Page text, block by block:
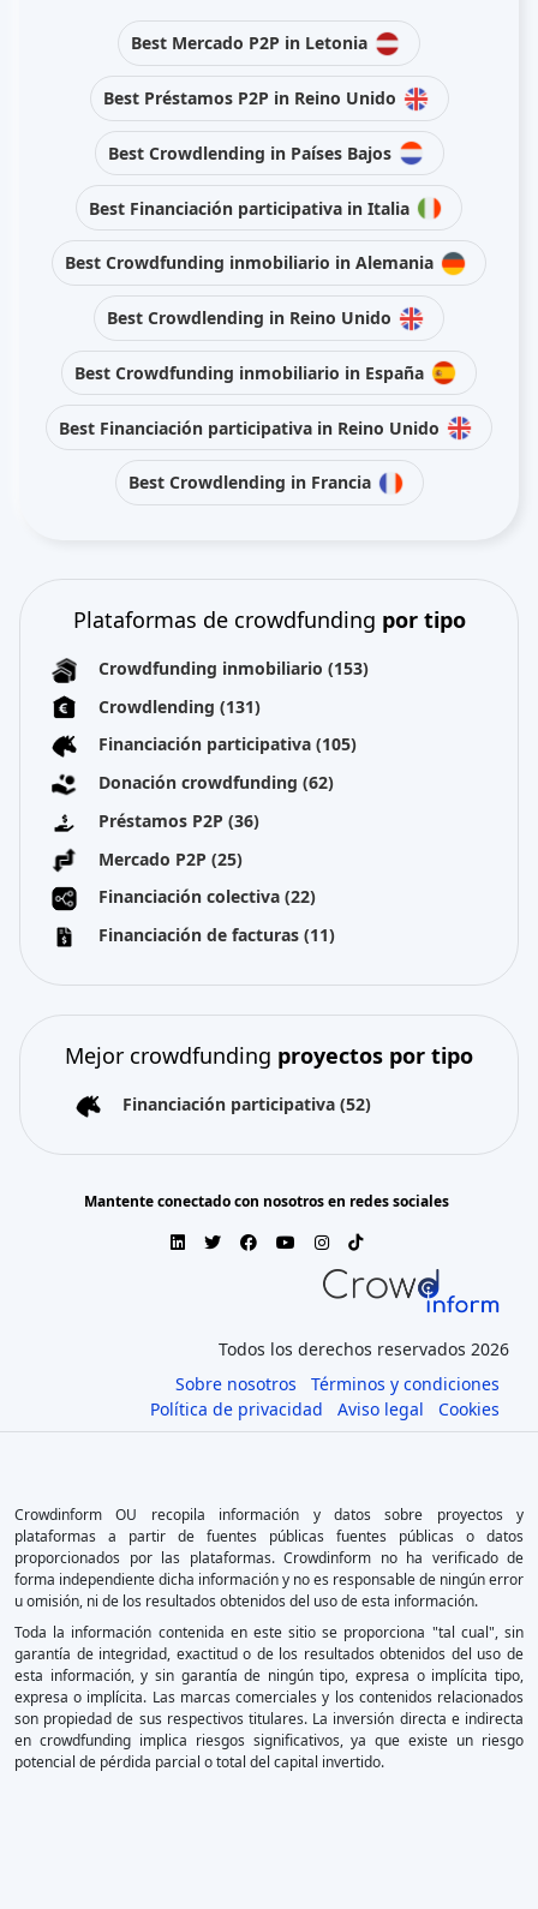
Best Mercado P2P in Letonia
Best Préstamos P2P in Reino Unido
Best Crowdlending in Países Bajos
Best Financiación participativa in Italia
Best Crowdfunding inmobiliario in Alemania
Best Crowdlending in Reino Unido
Best Crowdfunding inmobiliario in España
Best Financiación participativa in Reino Unido
Best Crowdlending in Francia
Plataformas de crowdfunding por tipo
Crowdfunding inmobiliario (153)
Crowdlending (131)
Financiación participativa (105)
Donación crowdfunding (62)
Préstamos P2P (36)
Mercado P2P (25)
Financiación colectiva (22)
Financiación de facturas (11)
Mejor crowdfunding proyectos por tipo
Financiación participativa (52)
Mantente conectado con nosotros en redes sociales
Todos los derechos reservados 2026
Sobre nosotros
Términos y condiciones
Política de privacidad
Aviso legal Cookies
Crowdinform OU recopila información y datos sobre proyectos y
plataformas a partir de fuentes públicas fuentes públicas o datos
proporcionados por las plataformas. Crowdinform no ha verificado de
forma independiente dicha información y no es responsable de ningún error
u omisión, ni de los resultados obtenidos del uso de esta información.
Toda la información contenida en este sitio se proporciona "tal cual", sin
garantía de integridad, exactitud o de los resultados obtenidos del uso de
esta información, y sin garantía de ningún tipo, expresa o implícita tipo,
expresa o implícita. Las marcas comerciales y los contenidos relacionados
son propiedad de sus respectivos titulares. La inversión directa e indirecta
en crowdfunding implica riesgos significativos, ya que existe un riesgo
potencial de pérdida parcial o total del capital invertido.